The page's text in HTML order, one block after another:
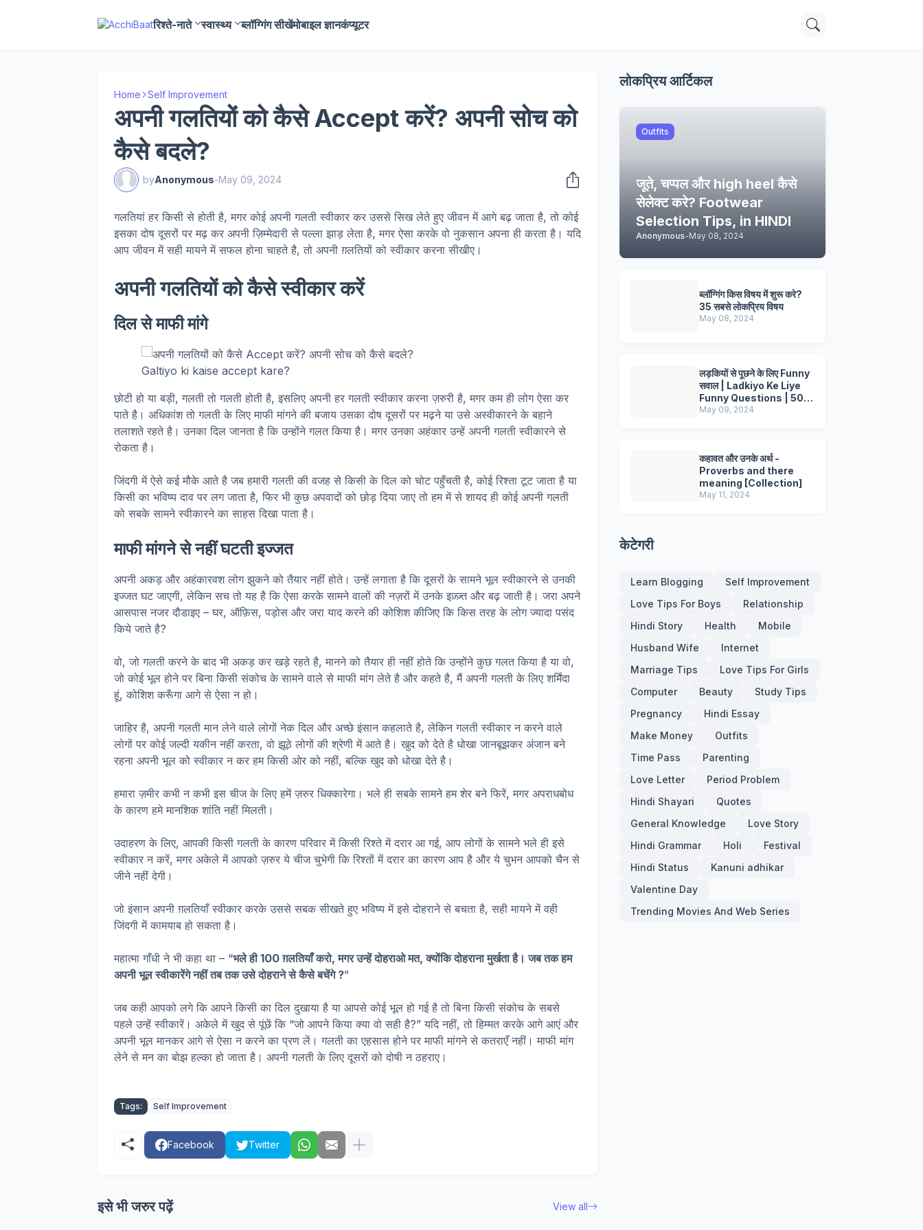
रिश्ते-नाते स्वास्थ्य ब्लॉग्गिंग सीखेंमोबाइल ज्ञानकंप्यूटर
Home Self Improvement
अपनी गलतियों को कैसे Accept करें? अपनी सोच को
कैसे बदले?
byAnonymous-May 09, 2024
गलतियां हर किसी से होती है, मगर कोई अपनी गलती स्वीकार कर उससे सिख लेते हुए जीवन में आगे बढ़ जाता है, तो कोई
इसका दोष दूसरों पर मढ़ कर अपनी ज़िम्मेदारी से पल्ला झाड़ लेता है, मगर ऐसा करके वो नुकसान अपना ही करता है। यदि
आप जीवन में सही मायने में सफल होना चाहते है, तो अपनी ग़लतियों को स्वीकार करना सीखीए।
अपनी गलतियों को कैसे स्वीकार करें
दिल से माफी मांगे
Galtiyo ki kaise accept kare?
छोटी हो या बड़ी, गलती तो गलती होती है, इसलिए अपनी हर गलती स्वीकार करना ज़रुरी है, मगर कम ही लोग ऐसा कर
पाते है। अधिकांश तो गलती के लिए माफी मांगने की बजाय उसका दोष दूसरों पर मढ़ने या उसे अस्वीकारने के बहाने
तलाशते रहते है। उनका दिल जानता है कि उन्होंने गलत किया है। मगर उनका अहंकार उन्हें अपनी गलती स्वीकारने से
रोकता है।
जिंदगी में ऐसे कई मौके आते है जब हमारी गलती की वजह से किसी के दिल को चोट पहुँचती है, कोई रिश्ता टूट जाता है या
किसी का भविष्य दाव पर लग जाता है, फिर भी कुछ अपवादों को छोड़ दिया जाए तो हम में से शायद ही कोई अपनी गलती
को सबके सामने स्वीकारने का साहस दिखा पाता है।
माफी मांगने से नहीं घटती इज्जत
अपनी अकड़ और अहंकारवश लोग झुकने को तैयार नहीं होते। उन्हें लगाता है कि दूसरों के सामने भूल स्वीकारने से उनकी
इज्जत घट जाएगी, लेकिन सच तो यह है कि ऐसा करके सामने वालों की नज़रों में उनके इज़्ज़्त और बढ़ जाती है। जरा अपने
आसपास नजर दौडाइए – घर, ऑफ़िस, पड़ोस और जरा याद करने की कोशिश कीजिए कि किस तरह के लोग ज्यादा पसंद
किये जाते है?
वो, जो गलती करने के बाद भी अकड़ कर खड़े रहते है, मानने को तैयार ही नहीं होते कि उन्होंने कुछ गलत किया है या वो,
जो कोई भूल होने पर बिना किसी संकोच के सामने वाले से माफी मांग लेते है और कहते है, मैं अपनी गलती के लिए शर्मिंदा
हूं, कोशिश करूँगा आगे से ऐसा न हो।
जाहिर है, अपनी गलती मान लेने वाले लोगों नेक दिल और अच्छे इंसान कहलाते है, लेकिन गलती स्वीकार न करने वाले
लोगों पर कोई जल्दी यकीन नहीं करता, वो झूठे लोगों की श्रेणी में आते है। खुद को देते है धोखा जानबूझकर अंजान बने
रहना अपनी भूल को स्वीकार न कर हम किसी ओर को नहीं, बल्कि खुद को धोखा देते है।
हमारा ज़मीर कभी न कभी इस चीज के लिए हमें ज़रुर धिक्कारेगा। भले ही सबके सामने हम शेर बने फिरें, मगर अपराधबोध
के कारण हमे मानशिक शांति नहीं मिलती।
उदाहरण के लिए, आपकी किसी गलती के कारण परिवार में किसी रिश्ते में दरार आ गई, आप लोगों के सामने भले ही इसे
स्वीकार न करें, मगर अकेले में आपको ज़रुर ये चीज चुभेगी कि रिश्तों में दरार का कारण आप है और ये चुभन आपको चैन से
जीने नहीं देगी।
जो इंसान अपनी ग़लतियाँ स्वीकार करके उससे सबक सीखते हुए भविष्य में इसे दोहराने से बचता है, सही मायने में वही
जिंदगी में कामयाब हो सकता है।
महात्मा गाँधी ने भी कहा था – “भले ही 100 ग़लतियाँ करो, मगर उन्हें दोहराओ मत, क्योंकि दोहराना मुर्खता है। जब तक हम
अपनी भूल स्वीकारेंगे नहीं तब तक उसे दोहराने से कैसे बचेंगे ?”
जब कही आपको लगे कि आपने किसी का दिल दुखाया है या आपसे कोई भूल हो गई है तो बिना किसी संकोच के सबसे
पहले उन्हें स्वीकारें। अकेले में खुद से पूंछें कि “जो आपने किया क्या वो सही है?” यदि नहीं, तो हिम्मत करके आगे आएं और
अपनी भूल मानकर आगे से ऐसा न करने का प्रण लें। गलती का एहसास होने पर माफी मांगने से कतराएँ नहीं। माफी मांग
लेने से मन का बोझ हल्का हो जाता है। अपनी गलती के लिए दूसरों को दोषी न ठहराए।
Tags: Self Improvement
Facebook Twitter
इसे भी जरुर पढ़ें View all
लोकप्रिय आर्टिकल
Outfits
जूते, चप्पल और high heel कैसे
सेलेक्ट करे? Footwear
Selection Tips, in HINDI
Anonymous-May 08, 2024
ब्लॉग्गिंग किस विषय में शुरू करे?
35 सबसे लोकप्रिय विषय
May 08, 2024
लड़कियों से पूछने के लिए Funny
सवाल | Ladkiyo Ke Liye
Funny Questions | 50+
Questions
May 09, 2024
कहावत और उनके अर्थ -
Proverbs and there
meaning [Collection]
May 11, 2024
केटेगरी
Learn Blogging
Self Improvement
Love Tips For Boys
Relationship
Hindi Story
Health
Mobile
Husband Wife
Internet
Marriage Tips
Love Tips For Girls
Computer
Beauty
Study Tips
Pregnancy
Hindi Essay
Make Money
Outfits
Time Pass
Parenting
Love Letter
Period Problem
Hindi Shayari
Quotes
General Knowledge
Love Story
Hindi Grammar
Holi
Festival
Hindi Status
Kanuni adhikar
Valentine Day
Trending Movies And Web Series